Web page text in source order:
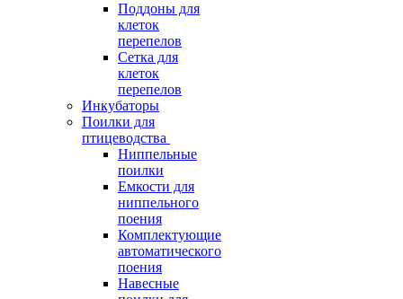
Поддоны для
клеток
перепелов
Сетка для
клеток
перепелов
Инкубаторы
Поилки для
птицеводства
Ниппельные
поилки
Емкости для
ниппельного
поения
Комплектующие
автоматического
поения
Навесные